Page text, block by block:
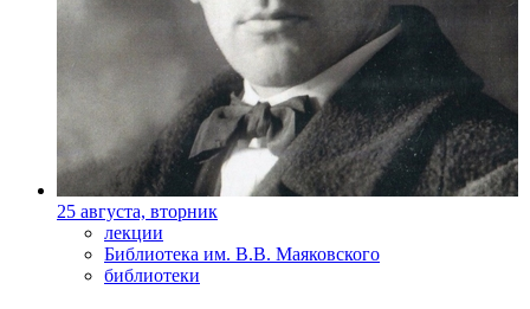
25 августа, вторник
лекции
Библиотека им. В.В. Маяковского
библиотеки